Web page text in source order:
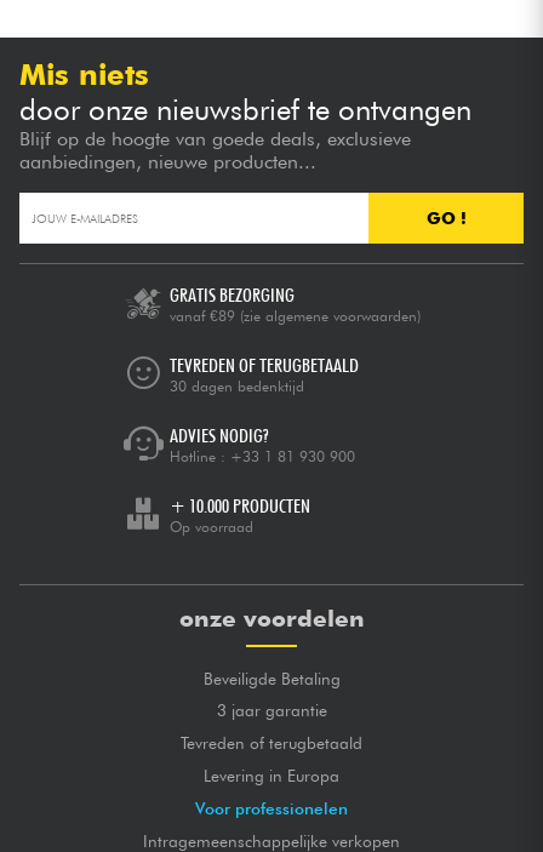
Mis niets
door onze nieuwsbrief te ontvangen
Blijf op de hoogte van goede deals, exclusieve
aanbiedingen, nieuwe producten...
GO !
GRATIS BEZORGING
vanaf €89 (zie algemene voorwaarden)
TEVREDEN OF TERUGBETAALD
30 dagen bedenktijd
ADVIES NODIG?
Hotline : +33 1 81 930 900
+ 10.000 PRODUCTEN
Op voorraad
onze voordelen
Beveiligde Betaling
3 jaar garantie
Tevreden of terugbetaald
Levering in Europa
Voor professionelen
Intragemeenschappelijke verkopen